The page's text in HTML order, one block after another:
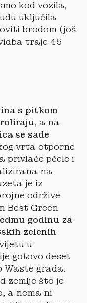
kod vozila,
uključila
brodom (još
traje 45
s pitkom
, a na
se sade
vrta otporne
privlače pčele i
na
je iz
održive
Best Green
godinu za
zelenih
u
gotovo deset
Waste grada.
zemlje što je
a nema ni